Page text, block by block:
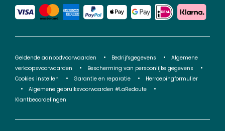
Geldende aanbodvoorwaarden Bedrijfsgegevens
Algemene
verkoopsvoorwaarden
Bescherming van persoonlijke gegevens
Cookies instellen
Garantie en reparatie
Herroepingformulier
Algemene gebruiksvoorwaarden #LaRedoute
Klantbeoordelingen